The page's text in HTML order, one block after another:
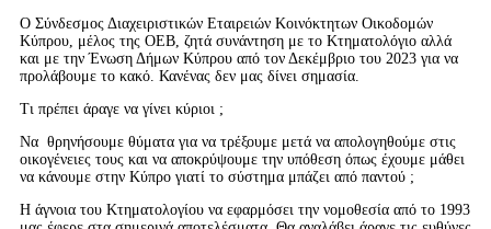
Ο Σύνδεσμος Διαχειριστικών Εταιρειών Κοινόκτητων Οικοδομών
Κύπρου, μέλος της ΟΕΒ, ζητά συνάντηση με το Κτηματολόγιο αλλά
και με την Ένωση Δήμων Κύπρου από τον Δεκέμβριο του 2023 για να
προλάβουμε το κακό. Κανένας δεν μας δίνει σημασία.
Τι πρέπει άραγε να γίνει κύριοι ;
Να θρηνήσουμε θύματα για να τρέξουμε μετά να απολογηθούμε στις
οικογένειες τους και να αποκρύψουμε την υπόθεση όπως έχουμε μάθει
να κάνουμε στην Κύπρο γιατί το σύστημα μπάζει από παντού ;
Η άγνοια του Κτηματολογίου να εφαρμόσει την νομοθεσία από το 1993